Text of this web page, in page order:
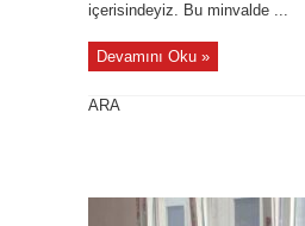
içerisindeyiz. Bu minvalde ...
Devamını Oku »
ARA